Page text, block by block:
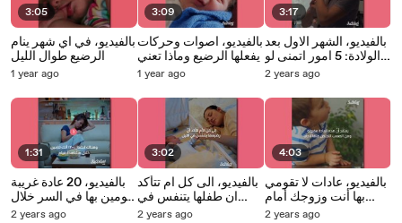
3:05
بالفيديو، في اي شهر ينام
الرضيع طوال الليل
1 year ago
1:31
بالفيديو، 20 عادة غريبة
تقومين بها في السر خلال
الحمل
2 years ago
3:09
بالفيديو، اصوات وحركات
يفعلها الرضيع وماذا تعني
1 year ago
3:02
بالفيديو، الى كل ام تتأكد
ان طفلها يتنفس في
الليل
2 years ago
3:17
بالفيديو، الشهر الاول بعد
الولادة: 5 امور اتمنى لو
فرفتها من قبل
2 years ago
4:03
بالفيديو، عادات لا تقومي
بها أنت وزوجك أمام
الاطفال
2 years ago